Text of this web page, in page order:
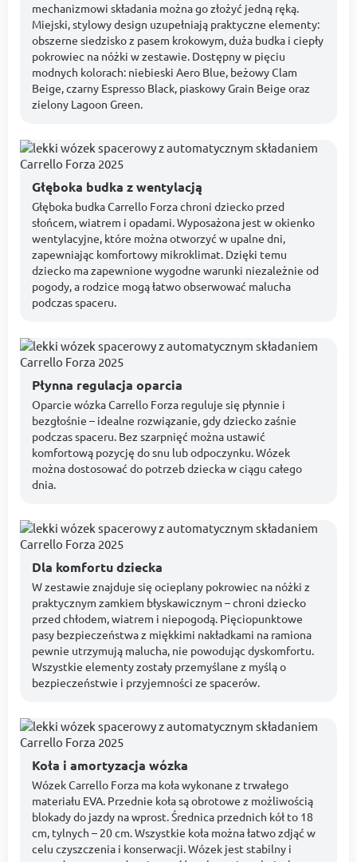
mechanizmowi składania można go złożyć jedną ręką.
Miejski, stylowy design uzupełniają praktyczne elementy:
obszerne siedzisko z pasem krokowym, duża budka i ciepły
pokrowiec na nóżki w zestawie. Dostępny w pięciu
modnych kolorach: niebieski Aero Blue, beżowy Clam
Beige, czarny Espresso Black, piaskowy Grain Beige oraz
zielony Lagoon Green.
Głęboka budka z wentylacją
Głęboka budka Carrello Forza chroni dziecko przed
słońcem, wiatrem i opadami. Wyposażona jest w okienko
wentylacyjne, które można otworzyć w upalne dni,
zapewniając komfortowy mikroklimat. Dzięki temu
dziecko ma zapewnione wygodne warunki niezależnie od
pogody, a rodzice mogą łatwo obserwować malucha
podczas spaceru.
Płynna regulacja oparcia
Oparcie wózka Carrello Forza reguluje się płynnie i
bezgłośnie – idealne rozwiązanie, gdy dziecko zaśnie
podczas spaceru. Bez szarpnięć można ustawić
komfortową pozycję do snu lub odpoczynku. Wózek
można dostosować do potrzeb dziecka w ciągu całego
dnia.
Dla komfortu dziecka
W zestawie znajduje się ocieplany pokrowiec na nóżki z
praktycznym zamkiem błyskawicznym – chroni dziecko
przed chłodem, wiatrem i niepogodą. Pięciopunktowe
pasy bezpieczeństwa z miękkimi nakładkami na ramiona
pewnie utrzymują malucha, nie powodując dyskomfortu.
Wszystkie elementy zostały przemyślane z myślą o
bezpieczeństwie i przyjemności ze spacerów.
Koła i amortyzacja wózka
Wózek Carrello Forza ma koła wykonane z trwałego
materiału EVA. Przednie koła są obrotowe z możliwością
blokady do jazdy na wprost. Średnica przednich kół to 18
cm, tylnych – 20 cm. Wszystkie koła można łatwo zdjąć w
celu czyszczenia i konserwacji. Wózek jest stabilny i